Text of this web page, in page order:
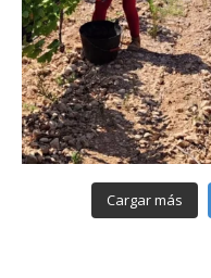
Cargar más